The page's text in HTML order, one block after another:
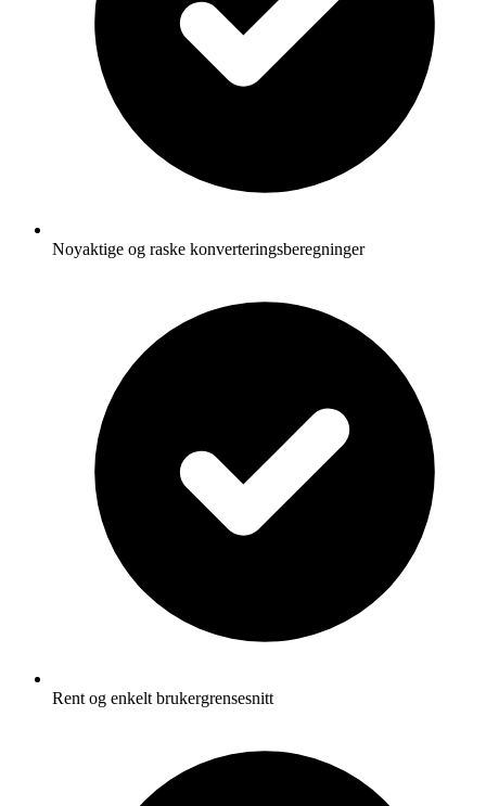
Noyaktige og raske konverteringsberegninger
Rent og enkelt brukergrensesnitt